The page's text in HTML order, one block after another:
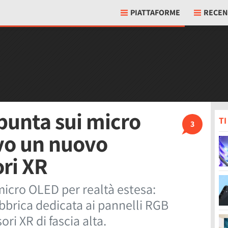
PIATTAFORME
3
sui micro
un nuovo
XR
OLED per realtà estesa:
dedicata ai pannelli RGB
XR di fascia alta.
TI